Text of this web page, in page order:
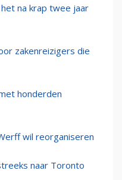
het na krap twee jaar
zakenreizigers die
honderden
wil reorganiseren
naar Toronto